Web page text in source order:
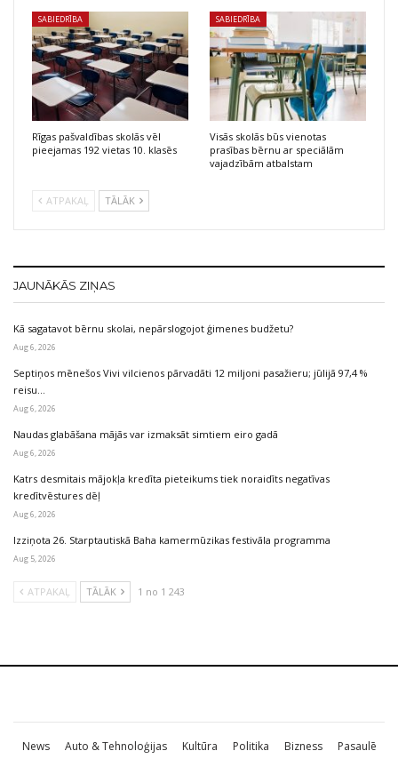
SABIEDRĪBA
Rīgas pašvaldības skolās vēl
pieejamas 192 vietas 10. klasēs
SABIEDRĪBA
Visās skolās būs vienotas
prasības bērnu ar speciālām
vajadzībām atbalstam
ATPAKAĻ TĀLĀK
JAUNĀKĀS ZIŅAS
Kā sagatavot bērnu skolai, nepārslogojot ģimenes budžetu?
Aug 6, 2026
Septiņos mēnešos Vivi vilcienos pārvadāti 12 miljoni pasažieru; jūlijā 97,4 %
reisu…
Aug 6, 2026
Naudas glabāšana mājās var izmaksāt simtiem eiro gadā
Aug 6, 2026
Katrs desmitais mājokļa kredīta pieteikums tiek noraidīts negatīvas
kredītvēstures dēļ
Aug 6, 2026
Izziņota 26. Starptautiskā Baha kamermūzikas festivāla programma
Aug 5, 2026
ATPAKAĻ TĀLĀK 1 no 1 243
News Auto & Tehnoloģijas Kultūra Politika Bizness Pasaulē